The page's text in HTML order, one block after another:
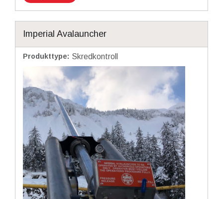
Imperial Avalauncher
Produkttype: Skredkontroll